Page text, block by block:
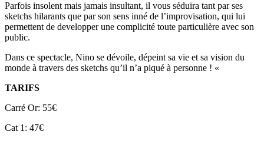
Parfois insolent mais jamais insultant, il vous séduira tant par ses
sketchs hilarants que par son sens inné de l’improvisation, qui lui
permettent de developper une complicité toute particulière avec son
public.
Dans ce spectacle, Nino se dévoile, dépeint sa vie et sa vision du
monde à travers des sketchs qu’il n’a piqué à personne ! «
TARIFS
Carré Or: 55€
Cat 1: 47€